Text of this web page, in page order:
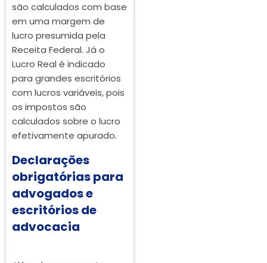
são calculados com base
em uma margem de
lucro presumida pela
Receita Federal. Já o
Lucro Real é indicado
para grandes escritórios
com lucros variáveis, pois
os impostos são
calculados sobre o lucro
efetivamente apurado.
Declarações
obrigatórias para
advogados e
escritórios de
advocacia